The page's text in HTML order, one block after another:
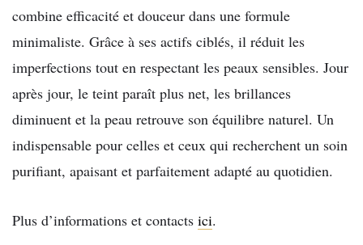
combine efficacité et douceur dans une formule
minimaliste. Grâce à ses actifs ciblés, il réduit les
imperfections tout en respectant les peaux sensibles. Jour
après jour, le teint paraît plus net, les brillances
diminuent et la peau retrouve son équilibre naturel. Un
indispensable pour celles et ceux qui recherchent un soin
purifiant, apaisant et parfaitement adapté au quotidien.
Plus d’informations et contacts ici.